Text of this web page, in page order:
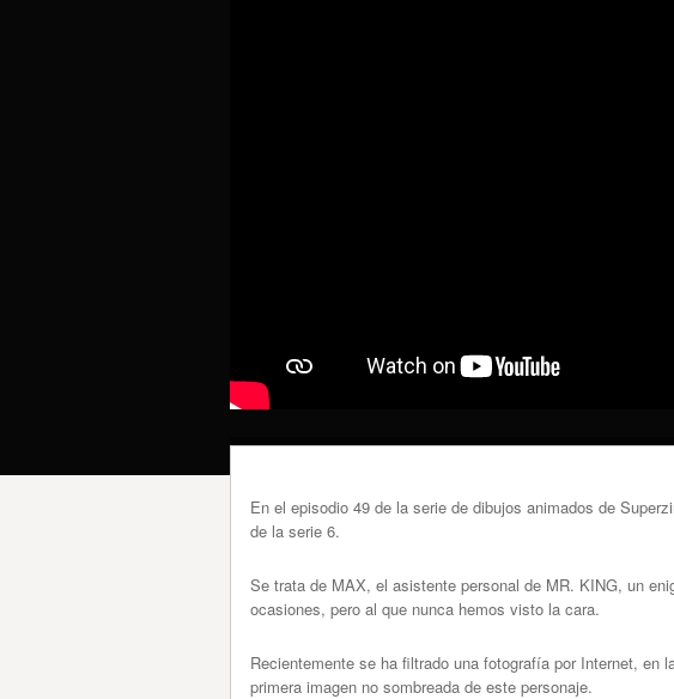
En el episodio 49 de la serie de dibujos animados de
de la serie 6.
Se trata de MAX, el asistente personal de MR. KING, un
ocasiones, pero al que nunca hemos visto la cara.
Recientemente se ha filtrado una fotografía por Internet, en
primera imagen no sombreada de este personaje.